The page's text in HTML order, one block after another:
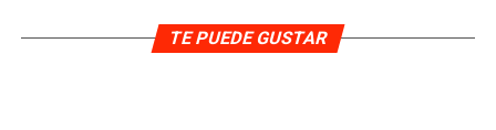
TE PUEDE GUSTAR